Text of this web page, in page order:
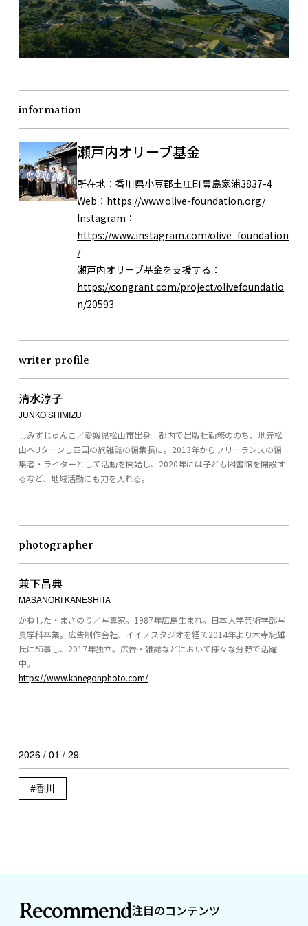
information
瀬戸内オリーブ基金
所在地： 香川県小豆郡土庄町豊島家浦3837-4
Web： https://www.olive-foundation.org/
Instagram：
https://www.instagram.com/olive_foundation
/
瀬戸内オリーブ基金を支援する：
https://congrant.com/project/olivefoundatio
n/20593
writer profile
清水淳子
JUNKO SHIMIZU
しみずじゅんこ／愛媛県松山市出身。都内で出版社勤務ののち、地元松
山へUターンし四国の旅雑誌の編集長に。2013年からフリーランスの編
集者・ライターとして活動を開始し、2020年には子ども図書館を開設す
るなど、地域活動にも力を入れる。
photographer
兼下昌典
MASANORI KANESHITA
かねした・まさのり／写真家。1987年広島生まれ。日本大学芸術学部写
真学科卒業。広告制作会社、イイノスタジオを経て2014年より木寺紀雄
氏に師事し、2017年独立。広告・雑誌などにおいて様々な分野で活躍
中。
https://www.kanegonphoto.com/
2026 / 01 / 29
香川
Recommend注目のコンテンツ